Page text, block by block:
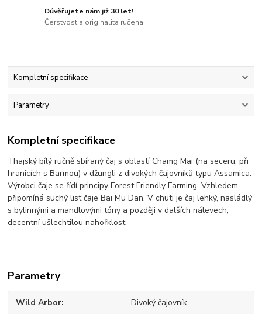
Důvěřujete nám již 30 let!
Čerstvost a originalita ručena.
Kompletní specifikace
Parametry
Kompletní specifikace
Thajský bílý ručně sbíraný čaj s oblastí Chamg Mai (na seceru, při
hranicích s Barmou) v džungli z divokých čajovníků typu Assamica.
Výrobci čaje se řídí principy Forest Friendly Farming. Vzhledem
připomíná suchý list čaje Bai Mu Dan. V chuti je čaj lehký, nasládlý
s bylinnými a mandlovými tóny a později v dalších nálevech,
decentní ušlechtilou nahořklost.
Parametry
Wild Arbor Divoký čajovník